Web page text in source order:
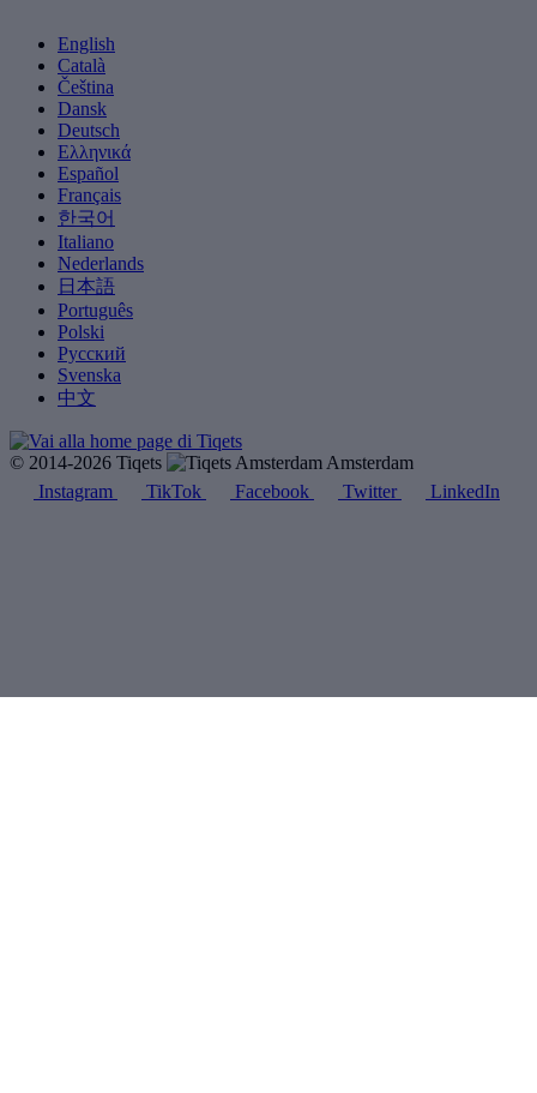
English
Català
Čeština
Dansk
Deutsch
Ελληνικά
Español
Français
한국어
Italiano
Nederlands
日本語
Português
Polski
Русский
Svenska
中文
© 2014-2026 Tiqets
Amsterdam
Instagram
TikTok Facebook Twitter LinkedIn